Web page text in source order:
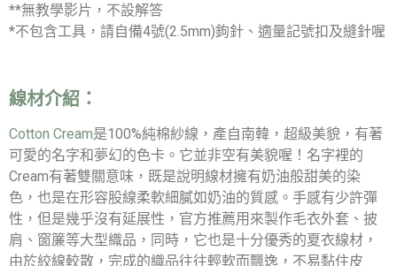
**無教學影片，不設解答
*不包含工具，請自備4號(2.5mm)鉤針、適量記號扣及縫針喔
線材介紹：
Cotton Cream是100%純棉紗線，產自南韓，超級美貌，有著
可愛的名字和夢幻的色卡。它並非空有美貌喔！名字裡的
Cream有著雙關意味，既是說明線材擁有奶油般甜美的染
色，也是在形容股線柔軟細膩如奶油的質感。手感有少許彈
性，但是幾乎沒有延展性，官方推薦用來製作毛衣外套、披
肩、窗簾等大型織品，同時，它也是十分優秀的夏衣線材，
由於絞線較散，完成的織品往往輕軟而飄逸，不易黏住皮